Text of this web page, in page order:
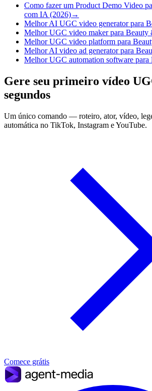
Como fazer um Product Demo Video
com IA (2026)→
Melhor AI UGC video generator para
Melhor UGC video maker para Beauty
Melhor UGC video platform para
Melhor AI video ad generator para
Melhor UGC automation software para
Gere seu primeiro vídeo
segundos
Um único comando — roteiro, ator, vídeo,
automática no TikTok, Instagram e YouTube.
Comece grátis